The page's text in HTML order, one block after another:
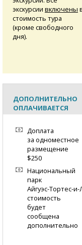
экскурсии включены
стоимость тура
(кроме свободного
дня).
ДОПОЛНИТЕЛЬНО
ОПЛАЧИВАЕТСЯ
Доплата
за одноместное
размещение
$250
Национальный
парк
Айгуэс-Тортес-
стоимость
будет
сообщена
дополнительно